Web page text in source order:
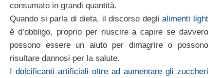
consumato in grandi quantità.
Quando si parla di dieta, il discorso deglialimenti light
è d’obbligo, proprio per riuscire a capire se davvero
possono essere un aiuto per dimagrire o possono
risultare dannosi per la salute.
I dolcificanti artificiali oltre ad aumentare gli zuccheri